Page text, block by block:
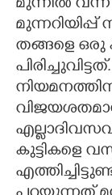
മുന്നിൽ
തങ്ങളെ ഒരു
കുട്ടികളെ